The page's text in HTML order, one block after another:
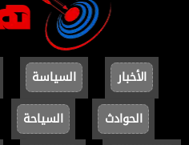
الأخبار السياسة
الحوادث
السياحة